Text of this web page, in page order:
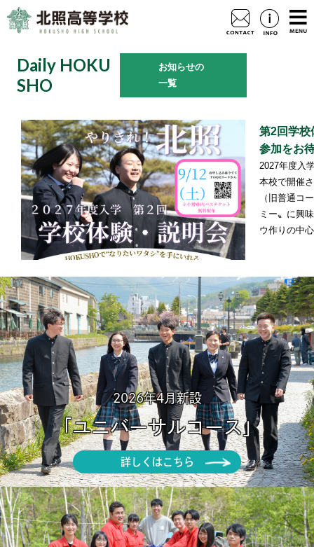
Daily HOKU
SHO
お知らせの
一覧
第2回学校
参加をお
2027年度入
本校で開催
（旧普通コ
ミー〟に興
ウ作りの中
公開日
2026.07.29
カテゴリ
2026年4月新設
「ユニバーサルコース」
詳しくはこちら